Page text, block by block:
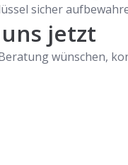
sicher
jetzt
wünschen,